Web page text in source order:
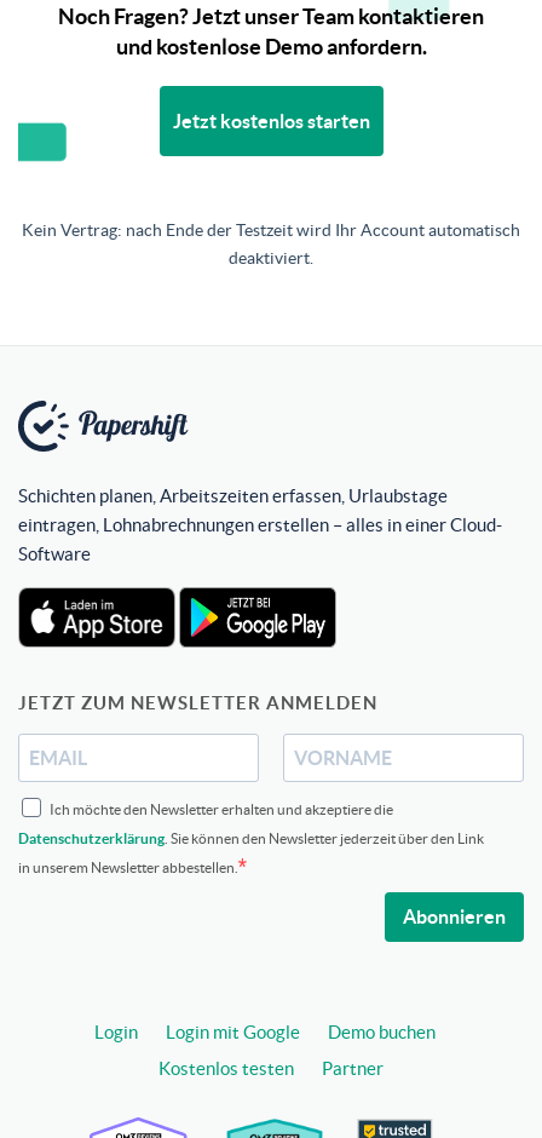
Noch Fragen? Jetzt unser Team kontaktieren
und kostenlose Demo anfordern.
Jetzt kostenlos starten
Kein Vertrag: nach Ende der Testzeit wird Ihr Account automatisch
deaktiviert.
Schichten planen, Arbeitszeiten erfassen, Urlaubstage
eintragen, Lohnabrechnungen erstellen – alles in einer Cloud-
Software
JETZT ZUM NEWSLETTER ANMELDEN
Ich möchte den Newsletter erhalten und akzeptiere die
Datenschutzerklärung . Sie können den Newsletter jederzeit über den Link
in unserem Newsletter abbestellen.
Abonnieren
Login Login mit Google
Demo buchen
Kostenlos testen
Partner